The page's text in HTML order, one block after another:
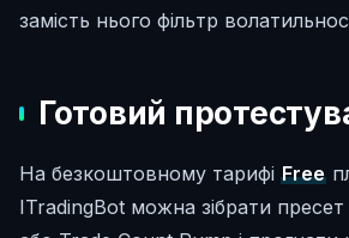
замість нього фільтр
Готовий
На безкоштовному тарифі Free
ITradingBot можна зібрати